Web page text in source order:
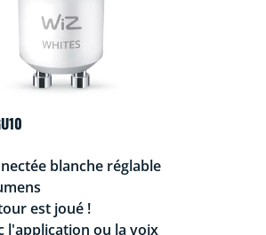
blanche réglable
est joué !
l'application ou la voix